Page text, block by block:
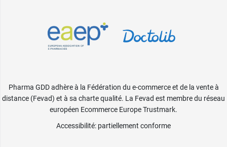
Pharma GDD adhère à la Fédération du e-commerce et de la vente à
distance (Fevad) et à sa charte qualité. La Fevad est membre du réseau
européen Ecommerce Europe Trustmark.
Accessibilité: partiellement conforme